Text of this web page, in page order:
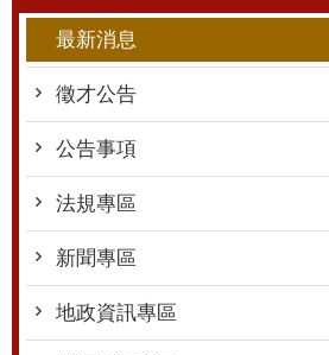
最新消息
徵才公告
公告事項
法規專區
新聞專區
地政資訊專區